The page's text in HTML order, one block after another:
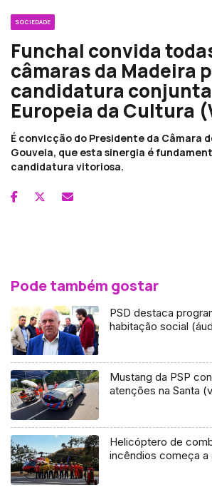
SOCIEDADE
Funchal convida
câmaras da Madeira
candidatura
Europeia da Cultura
É convicção do Presidente da Câmara
Gouveia, que esta sinergia é
candidatura vitoriosa.
Pode também gostar
PSD destaca
habitação social
Mustang da PSP
atenções na Santa
Helicóptero de
incêndios começa a